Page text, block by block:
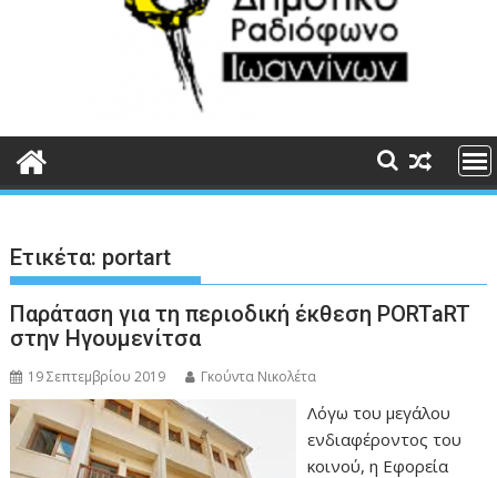
Ετικέτα: portart
Παράταση για τη περιοδική έκθεση PORTaRT
στην Ηγουμενίτσα
19 Σεπτεμβρίου 2019 Γκούντα Νικολέτα
Λόγω του μεγάλου
ενδιαφέροντος του
κοινού, η Εφορεία